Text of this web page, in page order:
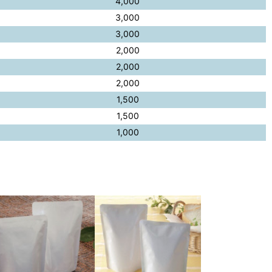
3,000
3,000
2,000
2,000
2,000
1,500
1,500
1,000